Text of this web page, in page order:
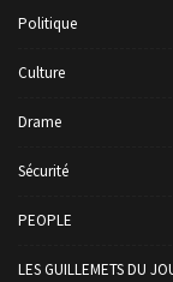
Politique
Culture
Drame
Sécurité
PEOPLE
LES GUILLEMETS DU